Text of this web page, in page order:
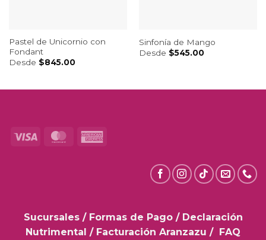
Pastel de Unicornio con
Fondant
Desde $845.00
Sinfonía de Mango
Desde $545.00
Visa MasterCard
Sucursales / Formas de Pago/ Declaración
Nutrimental / Facturación Aranzazu / FAQ